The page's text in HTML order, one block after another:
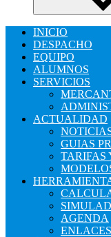
INICIO
DESPACHO
EQUIPO
ALUMNOS
SERVICIOS
ACTUALIDAD
GUIAS
TARIFAS
AGENDA